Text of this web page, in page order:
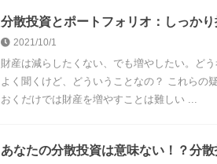
分散投資とポートフォリオ：しっか
2021/10/1
財産は減らしたくない、でも増やしたい。ど
よく聞くけど、どういうことなの？ これらの
おくだけでは財産を増やすことは難しい ...
あなたの分散投資は意味ない！？分